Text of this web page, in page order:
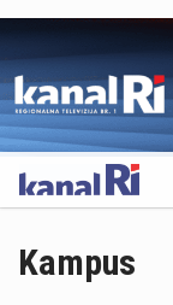
Kampus